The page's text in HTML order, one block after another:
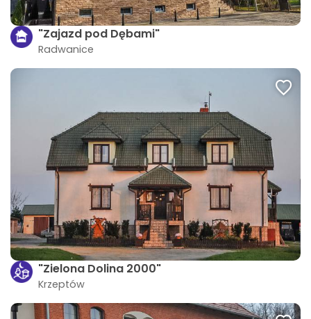
"Zajazd pod Dębami"
Radwanice
"Zielona Dolina 2000"
Krzeptów